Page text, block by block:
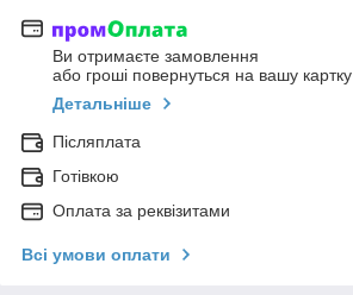
Ви отримаєте замовлення
або гроші повернуться на вашу картку
Детальніше
Післяплата
Готівкою
Оплата за реквізитами
Всі умови оплати